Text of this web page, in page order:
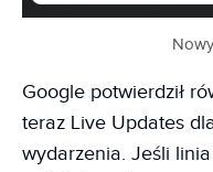
Google potwierdził
teraz Live Updates
wydarzenia. Jeśli